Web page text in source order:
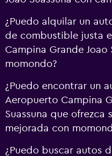
¿Puedo alquilar un
de combustible justa
Campina Grande Joao
momondo?
¿Puedo encontrar un
Aeropuerto Campina
Suassuna que ofrezca
mejorada con
¿Puedo buscar autos